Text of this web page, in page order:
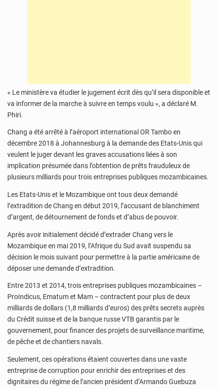
« Le ministère va étudier le jugement écrit dès qu’il sera disponible et
va informer de la marche à suivre en temps voulu », a déclaré M.
Phiri.
Chang a été arrêté à l’aéroport international OR Tambo en
décembre 2018 à Johannesburg à la demande des Etats-Unis qui
veulent le juger devant les graves accusations liées à son
implication présumée dans l’obtention de prêts frauduleux de
plusieurs milliards pour trois entreprises publiques mozambicaines.
Les Etats-Unis et le Mozambique ont tous deux demandé
l’extradition de Chang en début 2019, l’accusant de blanchiment
d’argent, de détournement de fonds et d’abus de pouvoir.
Après avoir initialement décidé d’extrader Chang vers le
Mozambique en mai 2019, l’Afrique du Sud avait suspendu sa
décision le mois suivant pour permettre à la partie américaine de
déposer une demande d’extradition.
Entre 2013 et 2014, trois entreprises publiques mozambicaines –
ProIndicus, Ematum et Mam – contractent pour plus de deux
milliards de dollars (1,8 milliards d’euros) des prêts secrets auprès
du Crédit suisse et de la banque russe VTB garantis par le
gouvernement, pour financer des projets de surveillance maritime,
de pêche et de chantiers navals.
Seulement, ces opérations étaient couvertes dans une vaste
entreprise de corruption pour enrichir des entreprises et des
dignitaires du régime de l’ancien président d’Armando Guebuza